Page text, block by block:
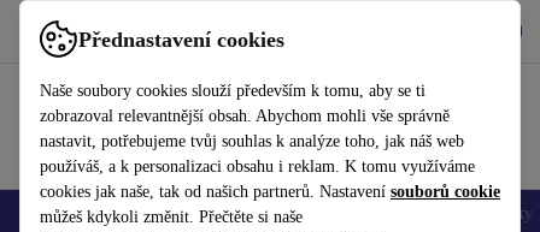
Přednastavení cookies
Naše soubory cookies slouží především k tomu, aby se ti
zobrazoval relevantnější obsah. Abychom mohli vše správně
nastavit, potřebujeme tvůj souhlas k analýze toho, jak náš web
používáš, a k personalizaci obsahu i reklam. K tomu využíváme
cookies jak naše, tak od našich partnerů. Nastavení souborů cookie
můžeš kdykoli změnit. Přečtěte si naše
Používejte refurbed rychle a snadno
Mobily a smartphony Notebooky Tablety Doplňky